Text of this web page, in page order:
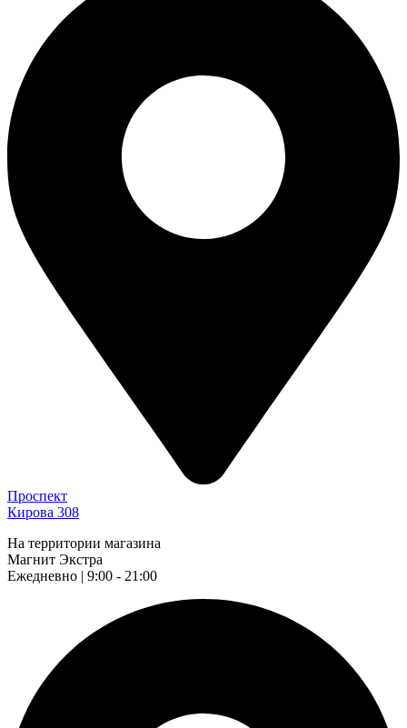
Проспект
Кирова 308
На территории магазина
Магнит Экстра
Ежедневно | 9:00 - 21:00